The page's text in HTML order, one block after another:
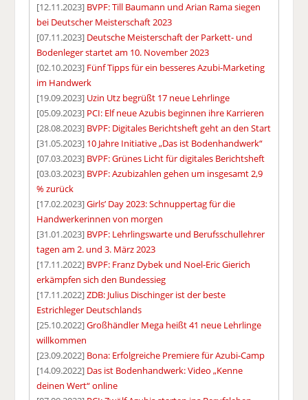
[12.11.2023] BVPF: Till Baumann und Arian Rama siegen
bei Deutscher Meisterschaft 2023
[07.11.2023] Deutsche Meisterschaft der Parkett- und
Bodenleger startet am 10. November 2023
[02.10.2023] Fünf Tipps für ein besseres Azubi-Marketing
im Handwerk
[19.09.2023] Uzin Utz begrüßt 17 neue Lehrlinge
[05.09.2023] PCI: Elf neue Azubis beginnen ihre Karrieren
[28.08.2023] BVPF: Digitales Berichtsheft geht an den Start
[31.05.2023] 10 Jahre Initiative „Das ist Bodenhandwerk“
[07.03.2023] BVPF: Grünes Licht für digitales Berichtsheft
[03.03.2023] BVPF: Azubizahlen gehen um insgesamt 2,9
% zurück
[17.02.2023]Girls’ Day 2023: Schnuppertag für die
Handwerkerinnen von morgen
[31.01.2023] BVPF: Lehrlingswarte und Berufsschullehrer
tagen am 2. und 3. März 2023
[17.11.2022] BVPF: Franz Dybek und Noel-Eric Gierich
erkämpfen sich den Bundessieg
[17.11.2022]ZDB: Julius Dischinger ist der beste
Estrichleger Deutschlands
[25.10.2022]Großhändler Mega heißt 41 neue Lehrlinge
willkommen
[23.09.2022] Bona: Erfolgreiche Premiere für Azubi-Camp
[14.09.2022] Das ist Bodenhandwerk: Video „Kenne
deinen Wert“ online